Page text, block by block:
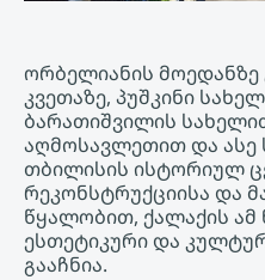
ორბელიანის
კვეთაზე, პუშკინი
ბარათიშვილის
აღმოსავლეთით და ასე
თბილისის ისტორიულ
რეკონსტრუქციისა და
წყალობით, ქალაქის
ესთეტიკური და
გააჩნია.